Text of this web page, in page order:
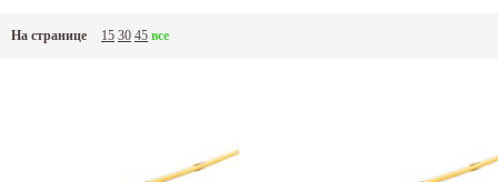
На странице 15 30 45 все